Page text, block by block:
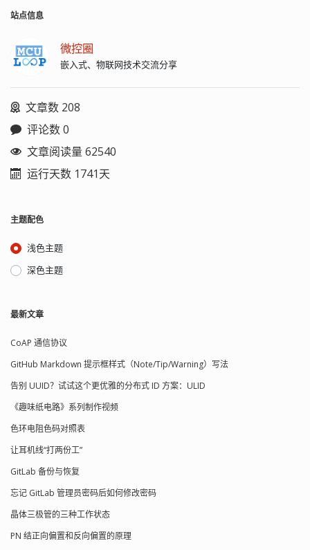
站点信息
微控圈
嵌入式、物联网技术交流分享
文章数 208
评论数 0
文章阅读量 62540
运行天数 1741天
主题配色
浅色主题
深色主题
最新文章
CoAP 通信协议
GitHub Markdown 提示框样式（Note/Tip/Warning）写法
告别 UUID？试试这个更优雅的分布式 ID 方案：ULID
《趣味纸电路》系列制作视频
色环电阻色码对照表
让耳机线“打两份工”
GitLab 备份与恢复
忘记 GitLab 管理员密码后如何修改密码
晶体三极管的三种工作状态
PN 结正向偏置和反向偏置的原理